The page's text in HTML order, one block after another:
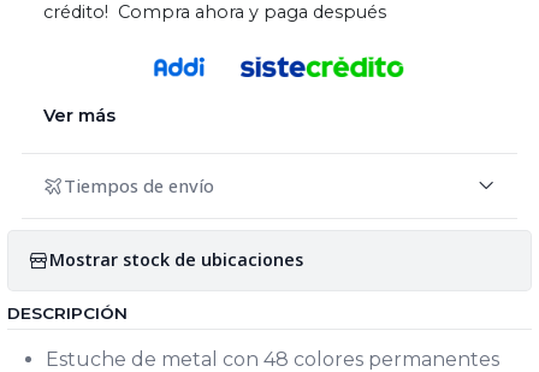
crédito! Compra ahora y paga después
Ver más
Tiempos de envío
Mostrar stock de ubicaciones
DESCRIPCIÓN
Estuche de metal con 48 colores permanentes